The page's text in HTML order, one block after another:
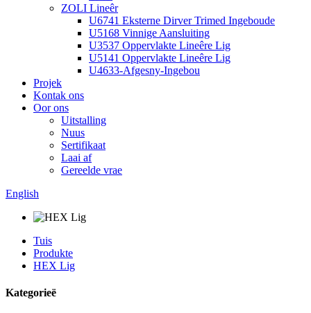
ZOLI Lineêr
U6741 Eksterne Dirver Trimed Ingeboude
U5168 Vinnige Aansluiting
U3537 Oppervlakte Lineêre Lig
U5141 Oppervlakte Lineêre Lig
U4633-Afgesny-Ingebou
Projek
Kontak ons
Oor ons
Uitstalling
Nuus
Sertifikaat
Laai af
Gereelde vrae
English
Tuis
Produkte
HEX Lig
Kategorieë